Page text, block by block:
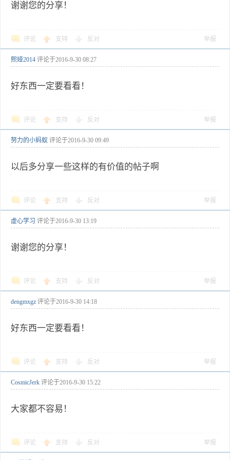
谢谢您的分享！
评论 支持 反对 举报
熙娅2014 评论于2016-9-30 08:27
好东西一定要看看！
评论 支持 反对 举报
努力的小蚂蚁 评论于2016-9-30 09:49
以后多分享一些这样的有价值的帖子啊
评论 支持 反对 举报
虚心学习 评论于2016-9-30 13:19
谢谢您的分享！
评论 支持 反对 举报
dengmxgz 评论于2016-9-30 14:18
好东西一定要看看！
评论 支持 反对 举报
CosmicJerk 评论于2016-9-30 15:22
大家都不容易！
评论 支持 反对 举报